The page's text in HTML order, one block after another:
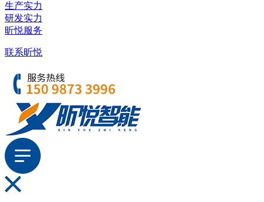
生产实力
研发实力
昕悦服务
联系昕悦